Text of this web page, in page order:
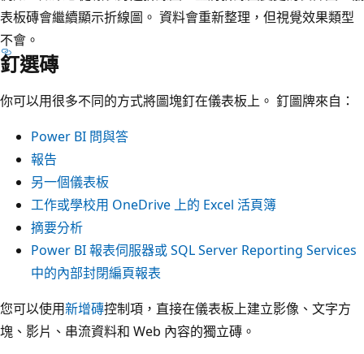
表板磚會繼續顯示折線圖。 資料會重新整理，但視覺效果類型
不會。
釘選磚
你可以用很多不同的方式將圖塊釘在儀表板上。 釘圖牌來自：
Power BI 問與答
報告
另一個儀表板
工作或學校用 OneDrive 上的 Excel 活頁簿
摘要分析
Power BI 報表伺服器或 SQL Server Reporting Services
中的內部封閉編頁報表
您可以使用新增磚控制項，直接在儀表板上建立影像、文字方
塊、影片、串流資料和 Web 內容的獨立磚。